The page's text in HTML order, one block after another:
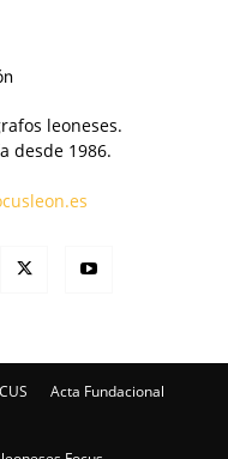
leoneses.
desde 1986.
Acta Fundacional